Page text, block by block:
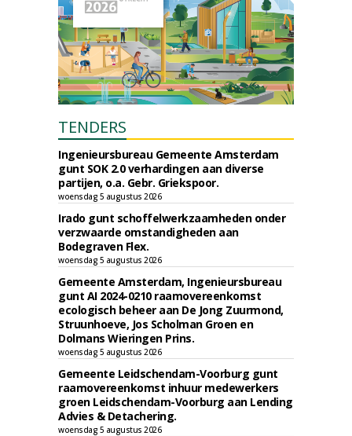
TENDERS
Ingenieursbureau Gemeente Amsterdam
gunt SOK 2.0 verhardingen aan diverse
partijen, o.a. Gebr. Griekspoor.
woensdag 5 augustus 2026
Irado gunt schoffelwerkzaamheden onder
verzwaarde omstandigheden aan
Bodegraven Flex.
woensdag 5 augustus 2026
Gemeente Amsterdam, Ingenieursbureau
gunt AI 2024-0210 raamovereenkomst
ecologisch beheer aan De Jong Zuurmond,
Struunhoeve, Jos Scholman Groen en
Dolmans Wieringen Prins.
woensdag 5 augustus 2026
Gemeente Leidschendam-Voorburg gunt
raamovereenkomst inhuur medewerkers
groen Leidschendam-Voorburg aan Lending
Advies & Detachering.
woensdag 5 augustus 2026